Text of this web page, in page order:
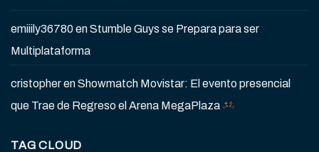
emiiily36780enStumble Guys se Prepara para ser
Multiplataforma
cristopherenShowmatch Movistar: El evento presencial
que Trae de Regreso el Arena MegaPlaza
TAG CLOUD